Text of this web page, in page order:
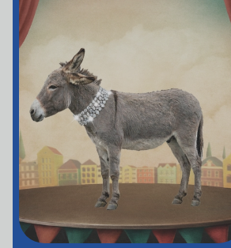
• Demande
Gratuit
Daniel Grenier
• Coeur
10 septembre 2026
• 19
Annexe3